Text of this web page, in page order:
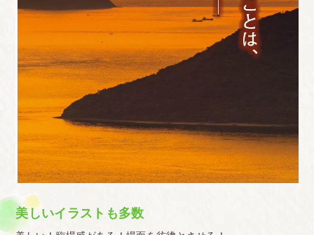
美しいイラストも多数